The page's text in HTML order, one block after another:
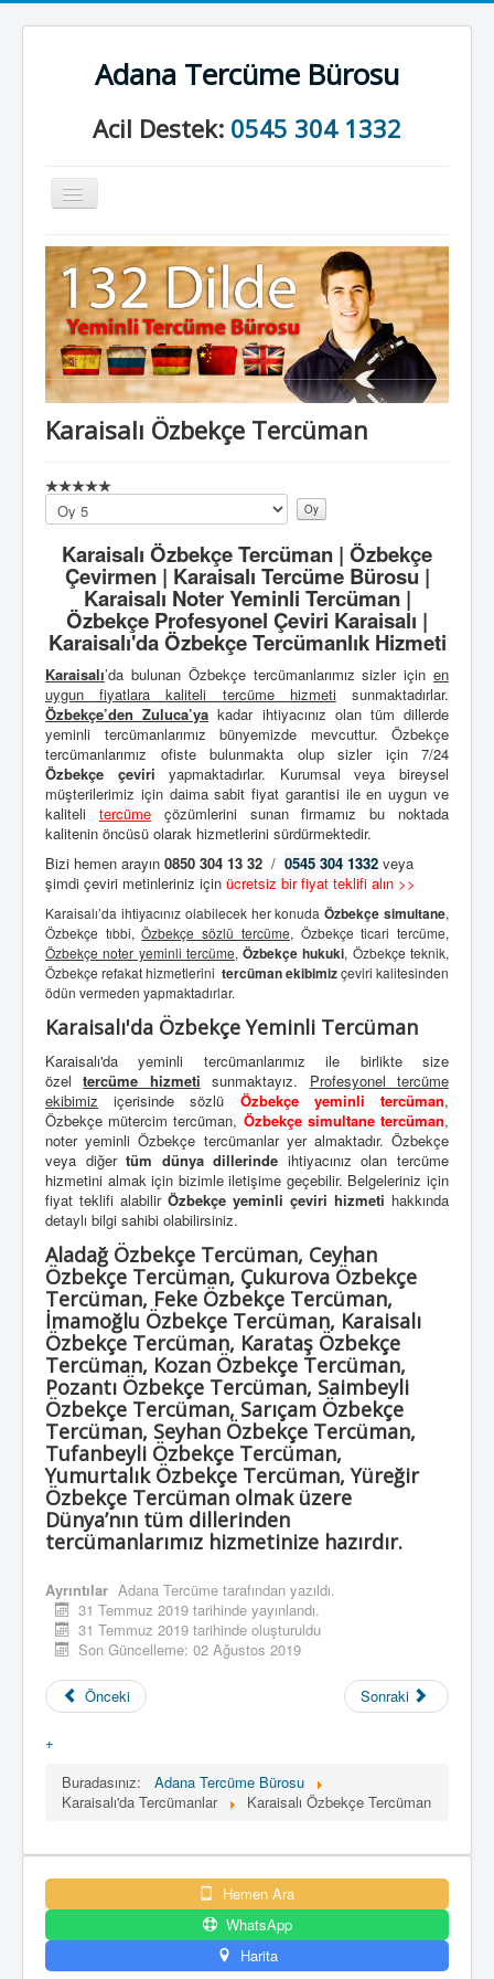
Adana Tercüme Bürosu
Acil Destek: 0545 304 1332
Gezinme
geçişini
Anasayfa
Kurumsal
Neler Yapıyoruz?
İletişim
Karaisalı Özbekçe Tercüman
Lütfen
oylayın
Karaisalı Özbekçe Tercüman | Özbekçe
Çevirmen | Karaisalı Tercüme Bürosu |
Karaisalı Noter Yeminli Tercüman |
Özbekçe Profesyonel Çeviri Karaisalı |
Karaisalı'da Özbekçe Tercümanlık Hizmeti
Karaisalı’da bulunan Özbekçe tercümanlarımız sizler için en
uygun fiyatlara kaliteli tercüme hizmetisunmaktadırlar.
Özbekçe’den Zuluca’ya kadar ihtiyacınız olan tüm dillerde
yeminli tercümanlarımız bünyemizde mevcuttur. Özbekçe
tercümanlarımız ofiste bulunmakta olup sizler için 7/24
Özbekçe çeviri yapmaktadırlar. Kurumsal veya bireysel
müşterilerimiz için daima sabit fiyat garantisi ile en uygun ve
kaliteli tercümeçözümlerini sunan firmamız bu noktada
kalitenin öncüsü olarak hizmetlerini sürdürmektedir.
Bizi hemen arayın 0850 304 13 32 / 0545 304 1332 veya
şimdi çeviri metinleriniz için ücretsiz bir fiyat teklifi alın >>
Karaisalı’da ihtiyacınız olabilecek her konudaÖzbekçe simultane,
Özbekçe tıbbi,Özbekçe sözlü tercüme, Özbekçe ticari tercüme,
Özbekçe noter yeminli tercüme,Özbekçe hukuki, Özbekçe teknik,
Özbekçe refakat hizmetlerini tercüman ekibimizçeviri kalitesinden
ödün vermeden yapmaktadırlar.
Karaisalı'da Özbekçe Yeminli Tercüman
Karaisalı'da yeminli tercümanlarımız ile birlikte size
özeltercüme hizmeti sunmaktayız. Profesyonel tercüme
ekibimiz içerisinde sözlü Özbekçe yeminli tercüman,
Özbekçe mütercim tercüman, Özbekçe simultane tercüman,
noter yeminli Özbekçe tercümanlar yer almaktadır. Özbekçe
veya diğertüm dünya dillerinde ihtiyacınız olan tercüme
hizmetini almak için bizimle iletişime geçebilir. Belgeleriniz için
fiyat teklifi alabilir Özbekçe yeminli çeviri hizmeti hakkında
detaylı bilgi sahibi olabilirsiniz.
Aladağ Özbekçe Tercüman, Ceyhan
Özbekçe Tercüman, Çukurova Özbekçe
Tercüman, Feke Özbekçe Tercüman,
İmamoğlu Özbekçe Tercüman, Karaisalı
Özbekçe Tercüman, Karataş Özbekçe
Tercüman, Kozan Özbekçe Tercüman,
Pozantı Özbekçe Tercüman, Saimbeyli
Özbekçe Tercüman, Sarıçam Özbekçe
Tercüman, Seyhan Özbekçe Tercüman,
Tufanbeyli Özbekçe Tercüman,
Yumurtalık Özbekçe Tercüman, Yüreğir
Özbekçe Tercüman olmak üzere
Dünya’nın tüm dillerinden
tercümanlarımız hizmetinize hazırdır.
Ayrıntılar Adana Tercüme tarafından yazıldı.
31 Temmuz 2019 tarihinde yayınlandı.
31 Temmuz 2019 tarihinde oluşturuldu
Son Güncelleme: 02 Ağustos 2019
Önceki Sonraki
+
Buradasınız:
Adana Tercüme Bürosu
Karaisalı'da Tercümanlar
Karaisalı Özbekçe Tercüman
Hemen Ara
WhatsApp
Harita